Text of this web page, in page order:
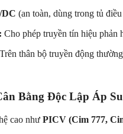
DC (an toàn, dùng trong tủ
Cho phép truyền tín hiệu phản
Trên thân bộ truyền động
Bằng Độc Lập Áp
cao như PICV (Cim 777,